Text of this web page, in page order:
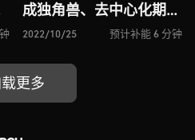
成独角兽、去中心化期权
协议 Volare Financ 再添
Delysium 蓄势待发 …
2022/10/25 预计补能 6 分钟
更多